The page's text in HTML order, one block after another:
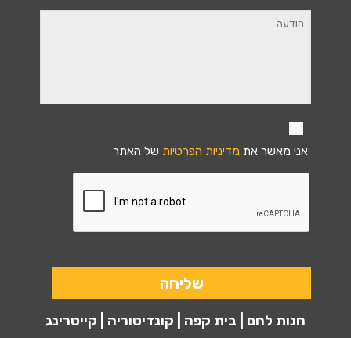
אני מאשר את מדיניות הפרטיות של האתר
חנות לחם | בית קפה | קונדיטוריה | קייטרינג